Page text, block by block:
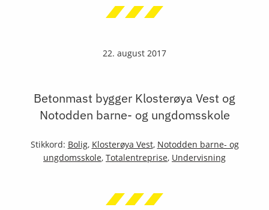
22. august 2017
Betonmast bygger Klosterøya Vest og
Notodden barne- og ungdomsskole
Stikkord: Bolig, Klosterøya Vest, Notodden barne- og
ungdomsskole, Totalentreprise, Undervisning